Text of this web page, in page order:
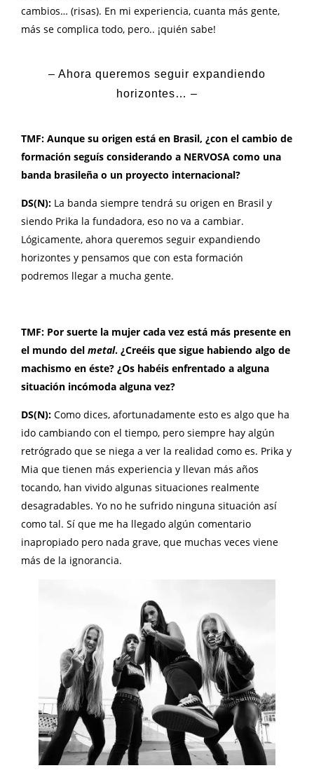
cambios… (risas). En mi experiencia, cuanta más gente,
más se complica todo, pero.. ¡quién sabe!
– Ahora queremos seguir expandiendo
horizontes… –
TMF: Aunque su origen está en Brasil, ¿con el cambio de
formación seguís considerando a NERVOSA como una
banda brasileña o un proyecto internacional?
DS(N): La banda siempre tendrá su origen en Brasil y
siendo Prika la fundadora, eso no va a cambiar.
Lógicamente, ahora queremos seguir expandiendo
horizontes y pensamos que con esta formación
podremos llegar a mucha gente.
TMF: Por suerte la mujer cada vez está más presente en
el mundo del metal. ¿Creéis que sigue habiendo algo de
machismo en éste? ¿Os habéis enfrentado a alguna
situación incómoda alguna vez?
DS(N): Como dices, afortunadamente esto es algo que ha
ido cambiando con el tiempo, pero siempre hay algún
retrógrado que se niega a ver la realidad como es. Prika y
Mia que tienen más experiencia y llevan más años
tocando, han vivido algunas situaciones realmente
desagradables. Yo no he sufrido ninguna situación así
como tal. Sí que me ha llegado algún comentario
inapropiado pero nada grave, que muchas veces viene
más de la ignorancia.